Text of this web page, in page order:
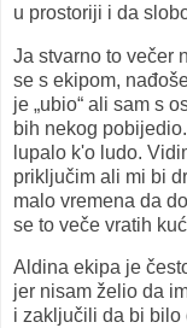
u prostoriji i da
Ja stvarno to večer
se s ekipom,
je „ubio“ ali sam s
bih nekog
lupalo k'o ludo.
priključim ali mi bi
malo vremena da
se to veče vratih
Aldina ekipa je
jer nisam želio da
i zaključili da bi bilo